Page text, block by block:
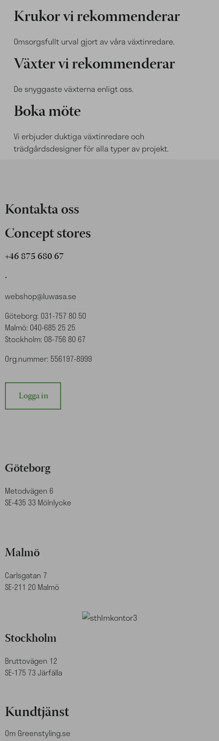
Krukor vi rekommenderar
Omsorgsfullt urval gjort av våra växtinredare.
Växter vi rekommenderar
De snyggaste växterna enligt oss.
Boka möte
Vi erbjuder duktiga växtinredare och
trädgårdsdesigner för alla typer av projekt.
Kontakta oss
Concept stores
+46 875 680 67
.
webshop@luwasa.se
Göteborg: 031-757 80 50
Malmö: 040-685 25 25
Stockholm: 08-756 80 67
Org.nummer: 556197-8999
Logga in
Göteborg
Metodvägen 6
SE-435 33 Mölnlycke
Malmö
Carlsgatan 7
SE-211 20 Malmö
Stockholm
Bruttovägen 12
SE-175 73 Järfälla
Kundtjänst
Om Greenstyling.se